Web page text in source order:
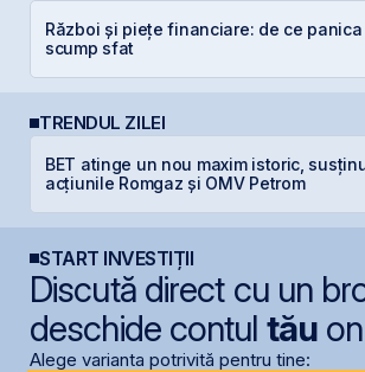
Război și piețe financiare: de ce
scump sfat
TRENDUL ZILEI
BET atinge un nou maxim istoric,
acțiunile Romgaz și OMV Petrom
START INVESTIȚII
Discută direct cu un
deschide contul tău
Alege varianta potrivită pentru tine: